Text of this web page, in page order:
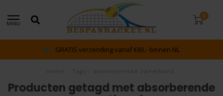
MENU
0
GRATIS verzending vanaf €65,- binnen NL
Producten getagd met absorberende